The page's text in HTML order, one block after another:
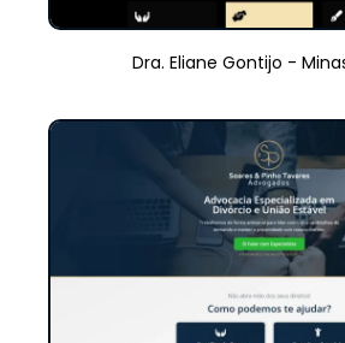
Dra. Eliane Gontijo -